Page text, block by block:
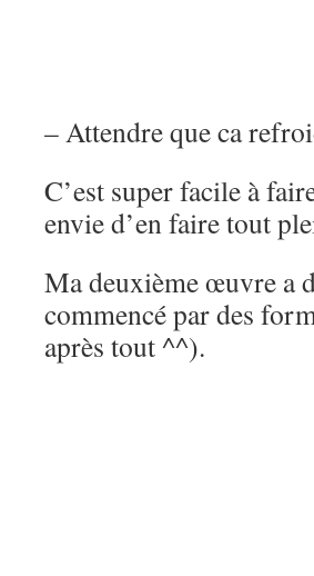
– Attendre que ca
C’est super facile à
envie d’en faire tout
Ma deuxième œuvre
commencé par des
après tout ^^).